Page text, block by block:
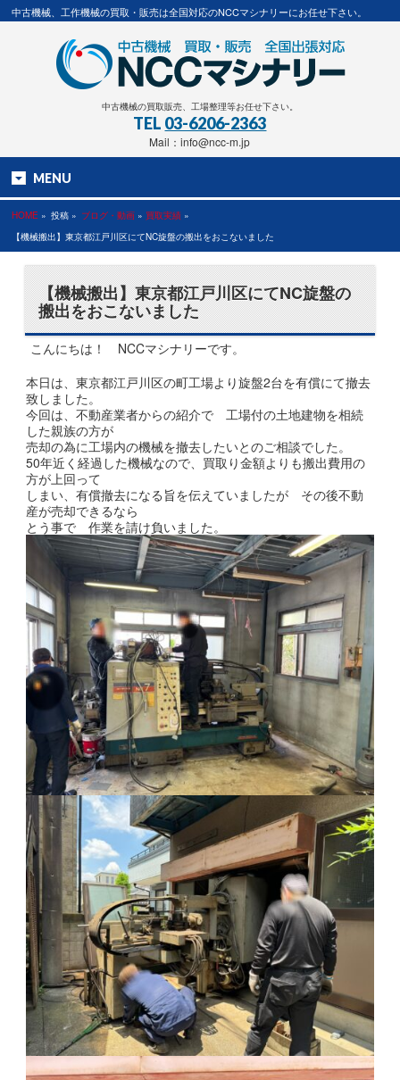
中古機械、工作機械の買取・販売は全国対応のNCCマシナリーにお任せ下さい。
中古機械の買取販売、工場整理等お任せ下さい。
TEL 03-6206-2363
Mail：info@ncc-m.jp
MENU
HOME » 投稿 » ブログ・動画 » 買取実績 »
【機械搬出】東京都江戸川区にてNC旋盤の搬出をおこないました
【機械搬出】東京都江戸川区にてNC旋盤の
搬出をおこないました
こんにちは！ NCCマシナリーです。
本日は、東京都江戸川区の町工場より旋盤2台を有償にて撤去
致しました。
今回は、不動産業者からの紹介で 工場付の土地建物を相続
した親族の方が
売却の為に工場内の機械を撤去したいとのご相談でした。
50年近く経過した機械なので、買取り金額よりも搬出費用の
方が上回って
しまい、有償撤去になる旨を伝えていましたが その後不動
産が売却できるなら
とう事で 作業を請け負いました。